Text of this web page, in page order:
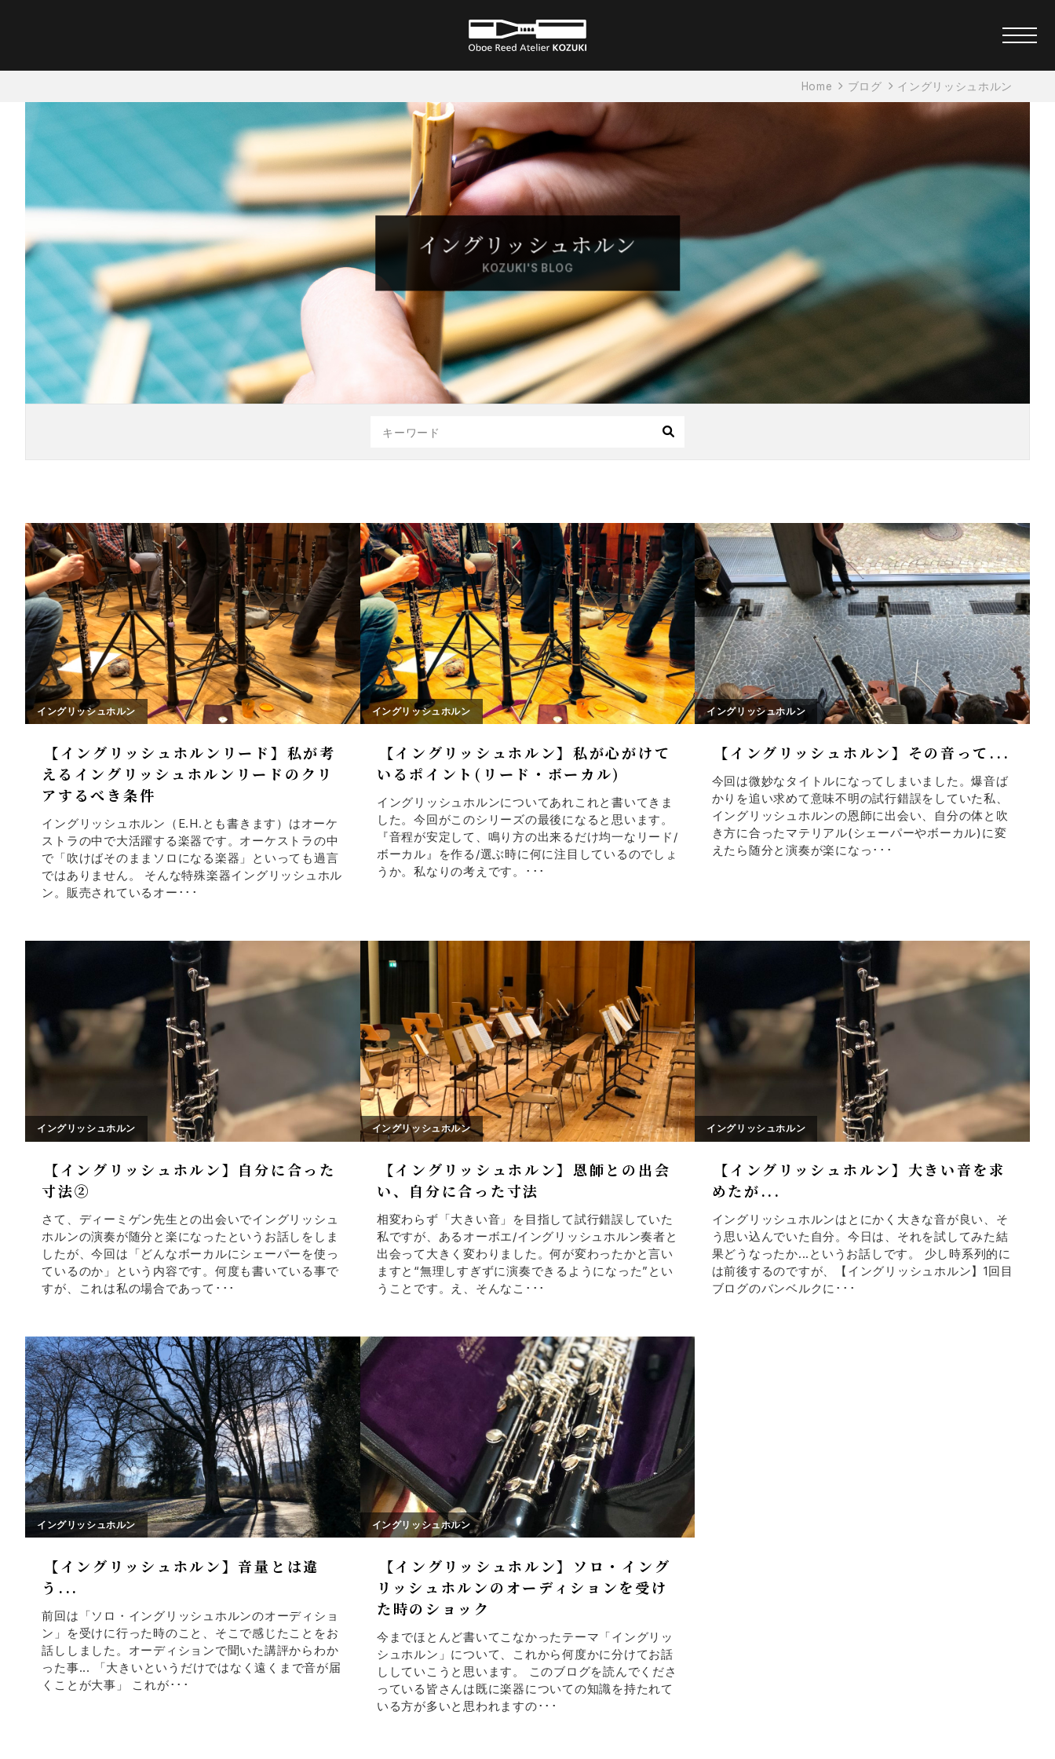
を
Home ブログ イングリッシュホルン
イングリッシュホルン
KOZUKI'S BLOG
イングリッシュホルン
【イングリッシュホルンリード】私が考
えるイングリッシュホルンリードのクリ
アするべき条件
イングリッシュホルン（E.H.とも書きます）はオーケ
ストラの中で大活躍する楽器です。オーケストラの中
で「吹けばそのままソロになる楽器」といっても過言
ではありません。 そんな特殊楽器イングリッシュホル
ン。販売されているオー･･･
イングリッシュホルン
【イングリッシュホルン】私が心がけて
いるポイント(リード・ボーカル)
イングリッシュホルンについてあれこれと書いてきま
した。今回がこのシリーズの最後になると思います。
『音程が安定して、鳴り方の出来るだけ均一なリード/
ボーカル』を作る/選ぶ時に何に注目しているのでしょ
うか。私なりの考えです。･･･
イングリッシュホルン
【イングリッシュホルン】その音って...
今回は微妙なタイトルになってしまいました。爆音ば
かりを追い求めて意味不明の試行錯誤をしていた私、
イングリッシュホルンの恩師に出会い、自分の体と吹
き方に合ったマテリアル(シェーパーやボーカル)に変
えたら随分と演奏が楽になっ･･･
イングリッシュホルン
【イングリッシュホルン】自分に合った
寸法②
さて、ディーミゲン先生との出会いでイングリッシュ
ホルンの演奏が随分と楽になったというお話しをしま
したが、今回は「どんなボーカルにシェーパーを使っ
ているのか」という内容です。何度も書いている事で
すが、これは私の場合であって･･･
イングリッシュホルン
【イングリッシュホルン】恩師との出会
い、自分に合った寸法
相変わらず「大きい音」を目指して試行錯誤していた
私ですが、あるオーボエ/イングリッシュホルン奏者と
出会って大きく変わりました。何が変わったかと言い
ますと“無理しすぎずに演奏できるようになった”とい
うことです。え、そんなこ･･･
イングリッシュホルン
【イングリッシュホルン】大きい音を求
めたが...
イングリッシュホルンはとにかく大きな音が良い、そ
う思い込んでいた自分。今日は、それを試してみた結
果どうなったか...というお話しです。 少し時系列的に
は前後するのですが、【イングリッシュホルン】1回目
ブログのバンベルクに･･･
イングリッシュホルン
【イングリッシュホルン】音量とは違
う...
前回は「ソロ・イングリッシュホルンのオーディショ
ン」を受けに行った時のこと、そこで感じたことをお
話ししました。オーディションで聞いた講評からわか
った事... 「大きいというだけではなく遠くまで音が届
くことが大事」 これが･･･
イングリッシュホルン
【イングリッシュホルン】ソロ・イング
リッシュホルンのオーディションを受け
た時のショック
今までほとんど書いてこなかったテーマ「イングリッ
シュホルン」について、これから何度かに分けてお話
ししていこうと思います。 このブログを読んでくださ
っている皆さんは既に楽器についての知識を持たれて
いる方が多いと思われますの･･･